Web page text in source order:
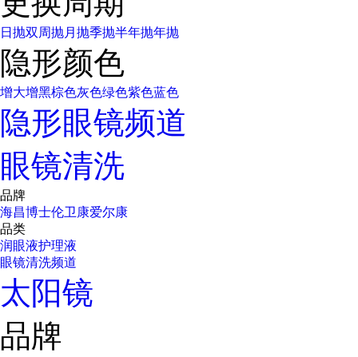
日抛双周抛月抛季抛半年抛年抛
隐形颜色
增大增黑棕色灰色绿色紫色蓝色
隐形眼镜频道
眼镜清洗
品牌
海昌博士伦卫康爱尔康
品类
润眼液护理液
眼镜清洗频道
太阳镜
品牌